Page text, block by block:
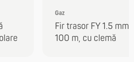
Gaz
Fir trasor FY 1.5 mm
100 m, cu clemă